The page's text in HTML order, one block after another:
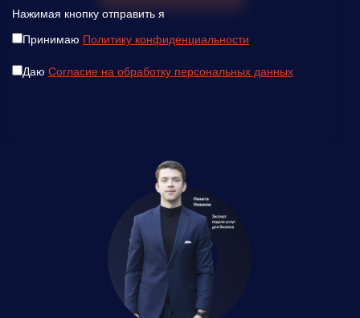
Нажимая кнопку отправить я
Принимаю Политику конфиденциальности
Даю Согласие на обработку персональных данных
Введите ваш номер телефона и мы вам
Нажимая кнопку отправить я
Политику конфиденциальности